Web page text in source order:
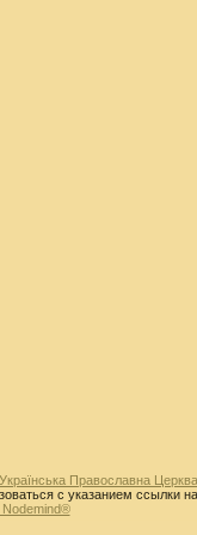
Православна Церква.
с указанием ссылки на
Nodemind®